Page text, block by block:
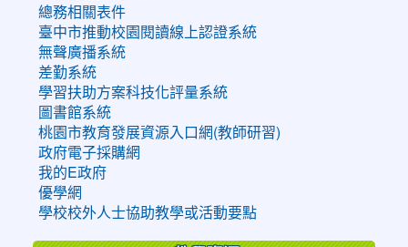
總務相關表件
臺中市推動校園閱讀線上認證系統
無聲廣播系統
差勤系統
學習扶助方案科技化評量系統
圖書館系統
桃園市教育發展資源入口網(教師研習)
政府電子採購網
我的E政府
優學網
學校校外人士協助教學或活動要點